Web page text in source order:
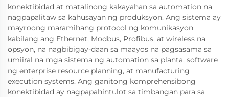
konektibidad at matalinong kakayahan sa automation na
nagpapalitaw sa kahusayan ng produksyon. Ang sistema ay
mayroong maramihang protocol ng komunikasyon
kabilang ang Ethernet, Modbus, Profibus, at wireless na
opsyon, na nagbibigay-daan sa maayos na pagsasama sa
umiiral na mga sistema ng automation sa planta, software
ng enterprise resource planning, at manufacturing
execution systems. Ang ganitong komprehensibong
konektibidad ay nagpapahintulot sa timbangan para sa